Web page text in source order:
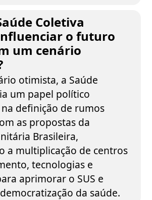
Coletiva
o futuro
um cenário
otimista, a Saúde
um papel político
definição de rumos
as propostas da
Brasileira,
a multiplicação de centros
tecnologias e
aprimorar o SUS e
da saúde.